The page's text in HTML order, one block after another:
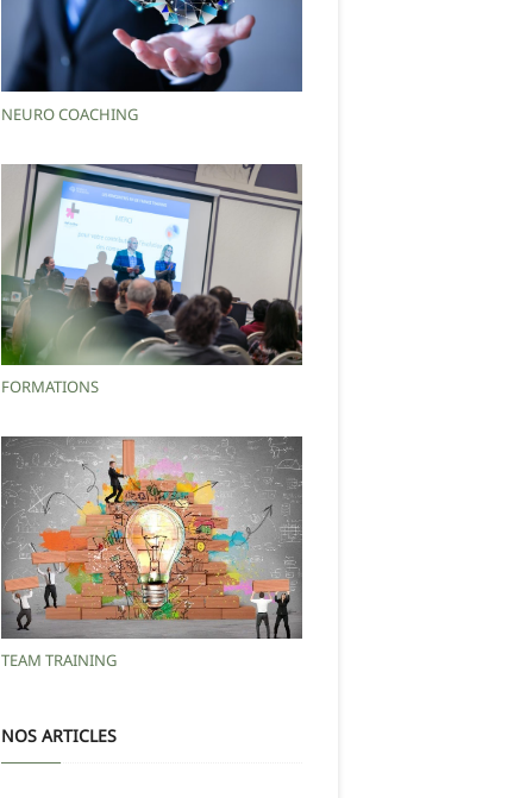
NEURO COACHING
FORMATIONS
TEAM TRAINING
NOS ARTICLES